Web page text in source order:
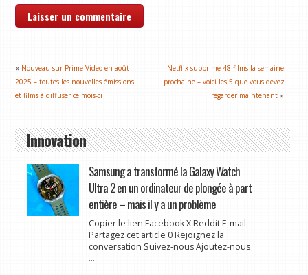
« Nouveau sur Prime Video en août
2025 – toutes les nouvelles émissions
et films à diffuser ce mois-ci
Netflix supprime 48 films la semaine
prochaine – voici les 5 que vous devez
regarder maintenant »
Innovation
Samsung a transformé la Galaxy Watch
Ultra 2 en un ordinateur de plongée à part
entière – mais il y a un problème
Copier le lien Facebook X Reddit E-mail
Partagez cet article 0 Rejoignez la
conversation Suivez-nous Ajoutez-nous
...